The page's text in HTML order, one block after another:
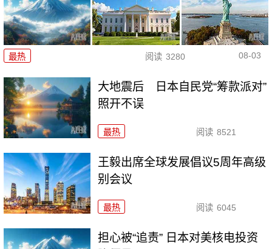
最热 阅读 3280 08-03
大地震后 日本自民党“筹款派对”
照开不误
最热 阅读 8521
王毅出席全球发展倡议5周年高级
别会议
最热 阅读 6045
担心被“追责” 日本对美核电投资